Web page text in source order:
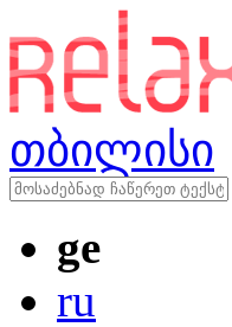
თბილისი
ge
ru